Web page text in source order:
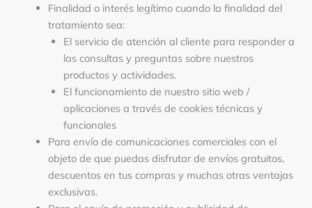
Finalidad o interés legítimo cuando la finalidad del
tratamiento sea:
El servicio de atención al cliente para responder a
las consultas y preguntas sobre nuestros
productos y actividades.
El funcionamiento de nuestro sitio web /
aplicaciones a través de cookies técnicas y
funcionales
Para envío de comunicaciones comerciales con el
objeto de que puedas disfrutar de envíos gratuitos,
descuentos en tus compras y muchas otras ventajas
exclusivas.